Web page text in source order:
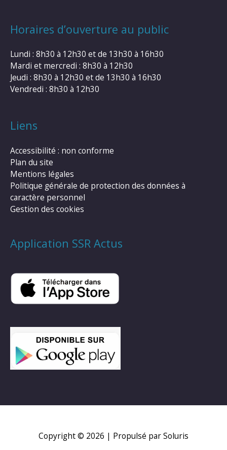
Horaires d’ouverture au public
Lundi : 8h30 à 12h30 et de 13h30 à 16h30
Mardi et mercredi : 8h30 à 12h30
Jeudi : 8h30 à 12h30 et de 13h30 à 16h30
Vendredi : 8h30 à 12h30
Liens
Accessibilité : non conforme
Plan du site
Mentions légales
Politique générale de protection des données à
caractère personnel
Gestion des cookies
Application SSR Actus
Copyright © 2026 | Propulsé par Soluris